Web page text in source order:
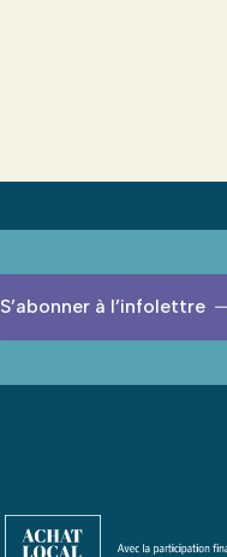
S’abonner à l’infolettre